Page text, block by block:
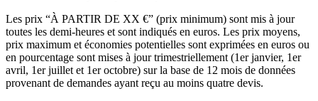
Les prix “À PARTIR DE XX €” (prix minimum) sont mis à jour
toutes les demi-heures et sont indiqués en euros. Les prix moyens,
prix maximum et économies potentielles sont exprimées en euros ou
en pourcentage sont mises à jour trimestriellement (1er janvier, 1er
avril, 1er juillet et 1er octobre) sur la base de 12 mois de données
provenant de demandes ayant reçu au moins quatre devis.